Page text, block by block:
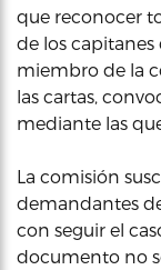
que reconocer
de los
miembro de la
las cartas,
mediante las
La comisión
demandantes
con seguir el
documento no